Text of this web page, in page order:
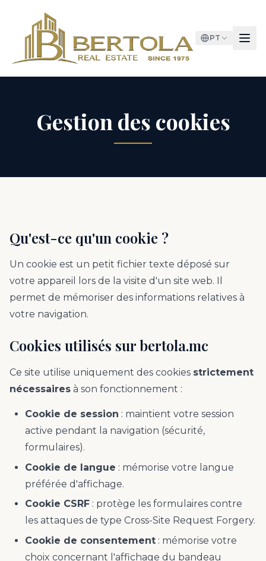
PT
Gestion des cookies
Qu'est-ce qu'un cookie ?
Un cookie est un petit fichier texte déposé sur
votre appareil lors de la visite d'un site web. Il
permet de mémoriser des informations relatives à
votre navigation.
Cookies utilisés sur bertola.mc
Ce site utilise uniquement des cookies strictement
nécessaires à son fonctionnement :
Cookie de session : maintient votre session
active pendant la navigation (sécurité,
formulaires).
Cookie de langue : mémorise votre langue
préférée d'affichage.
Cookie CSRF: protège les formulaires contre
les attaques de type Cross-Site Request Forgery.
Cookie de consentement: mémorise votre
choix concernant l'affichage du bandeau